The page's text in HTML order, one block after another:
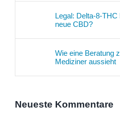
Legal: Delta-8-
neue CBD?
Wie eine Beratung
Mediziner aussieht
Neueste Kommentare